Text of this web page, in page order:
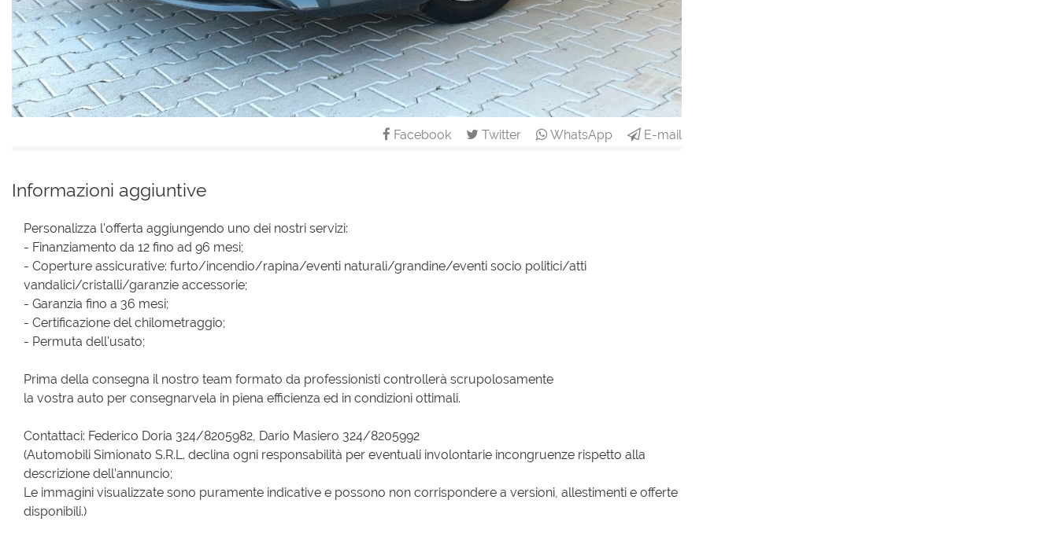
Facebook Twitter WhatsApp E-mail
Informazioni aggiuntive
Personalizza l'offerta aggiungendo uno dei nostri servizi:
- Finanziamento da 12 fino ad 96 mesi;
- Coperture assicurative: furto/incendio/rapina/eventi naturali/grandine/eventi socio politici/atti
vandalici/cristalli/garanzie accessorie;
- Garanzia fino a 36 mesi;
- Certificazione del chilometraggio;
- Permuta dell'usato;
Prima della consegna il nostro team formato da professionisti controllerà scrupolosamente
la vostra auto per consegnarvela in piena efficienza ed in condizioni ottimali.
Contattaci: Federico Doria 324/8205982, Dario Masiero 324/8205992
(Automobili Simionato S.R.L. declina ogni responsabilità per eventuali involontarie incongruenze rispetto alla
descrizione dell’annuncio;
Le immagini visualizzate sono puramente indicative e possono non corrispondere a versioni, allestimenti e offerte
disponibili.)